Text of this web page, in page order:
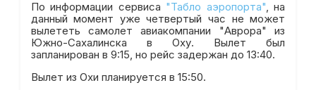
По информации сервиса "Табло аэропорта", на
данный момент уже четвертый час не может
вылететь самолет авиакомпании "Аврора" из
Южно-Сахалинска в Оху. Вылет был
запланирован в 9:15, но рейс задержан до 13:40.
Вылет из Охи планируется в 15:50.